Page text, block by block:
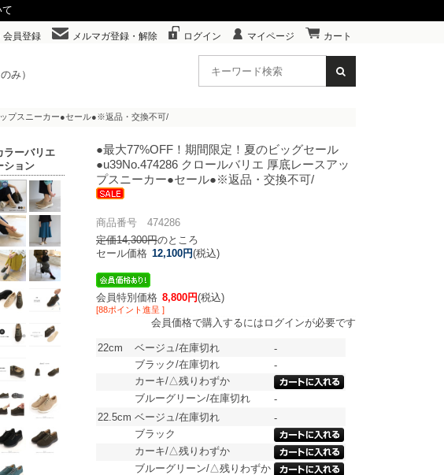
会員登録 メルマガ登録・解除 ログイン マイページ カート
み）
プスニーカー●セール●※返品・交換不可/
●最大77%OFF！期間限定！夏のビッグセール
●u39No.474286 クロールバリエ 厚底レースアッ
プスニーカー●セール●※返品・交換不可/
商品番号 474286
定価14,300円のところ
セール価格 12,100円(税込)
会員特別価格 8,800円(税込)
[88ポイント進呈 ]
会員価格で購入するにはログインが必要です
22cm ベージュ/在庫切れ
-
ブラック/在庫切れ
-
カーキ/△残りわずか
ブルーグリーン/在庫切れ
-
22.5cm ベージュ/在庫切れ
-
ブラック
カーキ/△残りわずか
ブルーグリーン/△残りわずか
ラーバリエ
ション